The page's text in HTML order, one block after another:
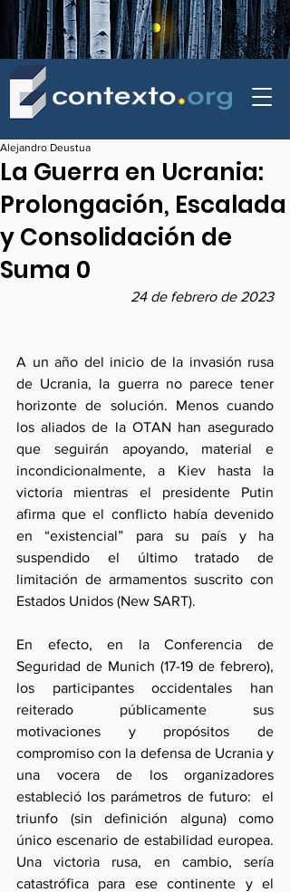
La Guerra en Ucrania:
Prolongación, Escalada
y Consolidación de
Suma 0
Alejandro Deustua
24 de febrero de 2023
A un año del inicio de la invasión rusa
de Ucrania, la guerra no parece tener
horizonte de solución. Menos cuando
los aliados de la OTAN han asegurado
que seguirán apoyando, material e
incondicionalmente, a Kiev hasta la
victoria mientras el presidente Putin
afirma que el conflicto había devenido
en “existencial” para su país y ha
suspendido el último tratado de
limitación de armamentos suscrito con
Estados Unidos (New SART).
En efecto, en la Conferencia de
Seguridad de Munich (17-19 de febrero),
los participantes occidentales han
reiterado públicamente sus
motivaciones y propósitos de
compromiso con la defensa de Ucrania y
una vocera de los organizadores
estableció los parámetros de futuro:  el
triunfo (sin definición alguna) como
único escenario de estabilidad europea.
Una victoria rusa, en cambio, sería
catastrófica para ese continente y el